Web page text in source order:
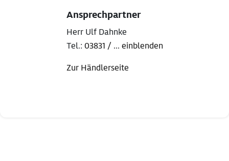
Ansprechpartner
Herr Ulf Dahnke
Tel.: 03831 / ... einblenden
Zur Händlerseite